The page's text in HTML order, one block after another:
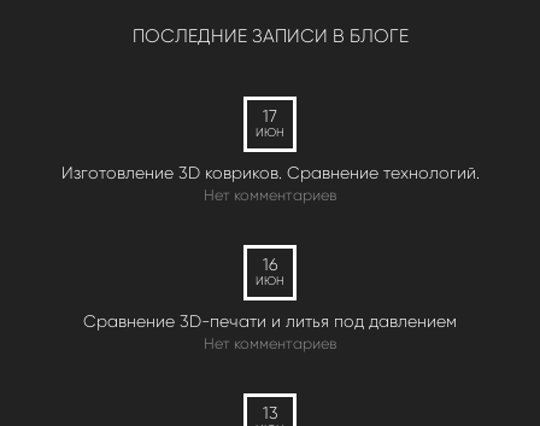
ПОСЛЕДНИЕ ЗАПИСИ В БЛОГЕ
17
ИЮН
Изготовление 3D ковриков. Сравнение технологий.
Нет комментариев
16
ИЮН
Сравнение 3D-печати и литья под давлением
Нет комментариев
13